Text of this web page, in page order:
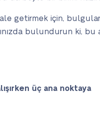
getirmek için,
bulundurun ki,
üç ana noktaya